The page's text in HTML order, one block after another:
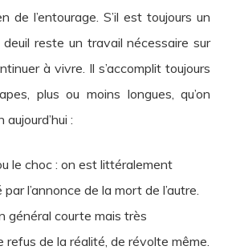
de l’entourage. S’il est toujours un
deuil reste un travail nécessaire sur
à vivre. Il s’accomplit toujours
plus ou moins longues, qu’on
:
le choc : on est littéralement
l’annonce de la mort de l’autre.
général courte mais très
refus de la réalité, de révolte même.